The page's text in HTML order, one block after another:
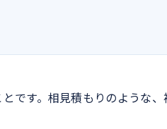
です。相見積もりのような、